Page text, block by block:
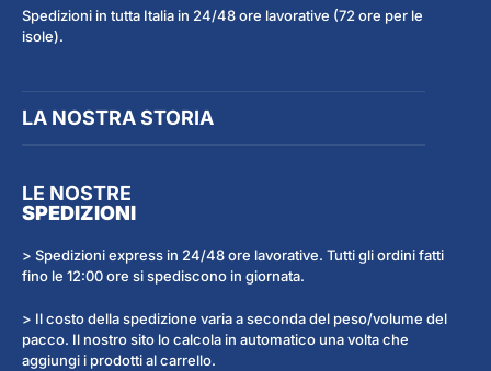
Spedizioni in tutta Italia in 24/48 ore lavorative (72 ore per le
isole).
LA NOSTRA STORIA
LE NOSTRE
SPEDIZIONI
> Spedizioni express in 24/48 ore lavorative. Tutti gli ordini fatti
fino le 12:00 ore si spediscono in giornata.
> Il costo della spedizione varia a seconda del peso/volume del
pacco. Il nostro sito lo calcola in automatico una volta che
aggiungi i prodotti al carrello.